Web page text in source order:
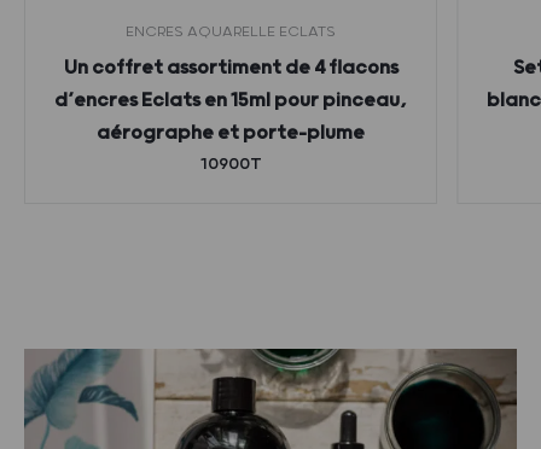
ENCRES AQUARELLE ECLATS
Un coffret assortiment de 4 flacons
d’encres Eclats en 15ml pour pinceau,
aérographe et porte-plume
10900T